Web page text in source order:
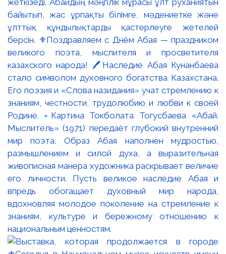
байытып, жас ұрпақты білімге, мәдениетке және
ұлттық құндылықтарды қастерлеуге жетелей
берсін. ⚜️Поздравляем с Днём Абая — праздником
великого поэта, мыслителя и просветителя
казахского народа! 🖊️Наследие Абая Кунанбаева
стало символом духовного богатства Казахстана.
Его поэзия и «Слова назидания» учат стремлению к
знаниям, честности, трудолюбию и любви к своей
Родине. ▫️Картина Токболата Тогусбаева «Абай.
Мыслитель» (1971) передаёт глубокий внутренний
мир поэта. Образ Абая наполнен мудростью,
размышлением и силой духа, а выразительная
живописная манера художника раскрывает величие
его личности. Пусть великое наследие Абая и
впредь обогащает духовный мир народа,
вдохновляя молодое поколение на стремление к
знаниям, культуре и бережному отношению к
национальным ценностям.